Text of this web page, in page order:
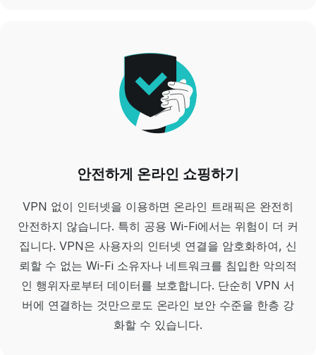
안전하게 온라인 쇼핑하기
VPN 없이 인터넷을 이용하면 온라인 트래픽은 완전히
안전하지 않습니다. 특히 공용 Wi-Fi에서는 위험이 더 커
집니다. VPN은 사용자의 인터넷 연결을 암호화하여, 신
뢰할 수 없는 Wi-Fi 소유자나 네트워크를 침입한 악의적
인 행위자로부터 데이터를 보호합니다. 단순히 VPN 서
버에 연결하는 것만으로도 온라인 보안 수준을 한층 강
화할 수 있습니다.